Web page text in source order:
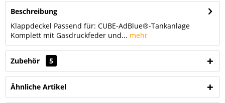
Beschreibung
Klappdeckel Passend für: CUBE-AdBlue®-Tankanlage
Komplett mit Gasdruckfeder und... mehr
Zubehör 5
Ähnliche Artikel